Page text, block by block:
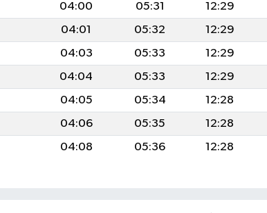
04:00 05:31 12:29
04:01 05:32 12:29
04:03 05:33 12:29
04:04 05:33 12:29
04:05 05:34 12:28
04:06 05:35 12:28
04:08 05:36 12:28